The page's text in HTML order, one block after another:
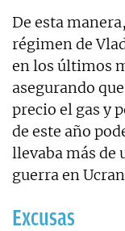
De esta
régimen de
en los últimos
asegurando
precio el gas y
de este año
llevaba más de
guerra en
Excusas